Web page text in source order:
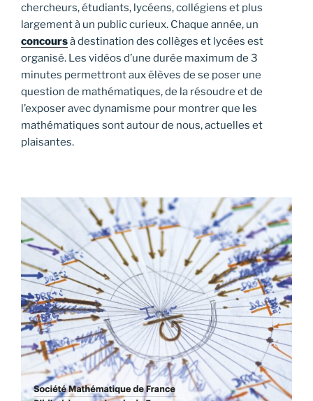
chercheurs, étudiants, lycéens, collégiens et plus
largement à un public curieux. Chaque année, un
concoursà destination des collèges et lycées est
organisé. Les vidéos d’une durée maximum de 3
minutes permettront aux élèves de se poser une
question de mathématiques, de la résoudre et de
l’exposer avec dynamisme pour montrer que les
mathématiques sont autour de nous, actuelles et
plaisantes.